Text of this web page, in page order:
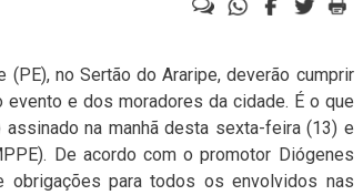
no Sertão do Araripe, deverão cumprir
e dos moradores da cidade. É o que
na manhã desta sexta-feira (13) e
De acordo com o promotor Diógenes
obrigações para todos os envolvidos nas